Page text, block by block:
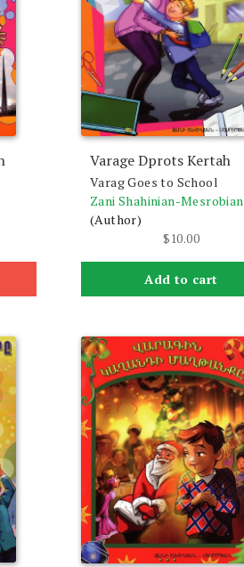
Varage Dprots Kertah
Varag Goes to School
Zani Shahinian-Mesrobian
(Author)
$10.00
Add to cart